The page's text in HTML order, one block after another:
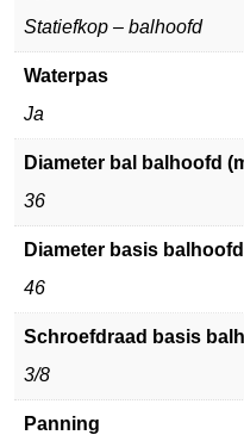
Statiefkop – balhoofd
Waterpas
Ja
Diameter bal balhoofd
36
Diameter basis
46
Schroefdraad basis
3/8
Panning